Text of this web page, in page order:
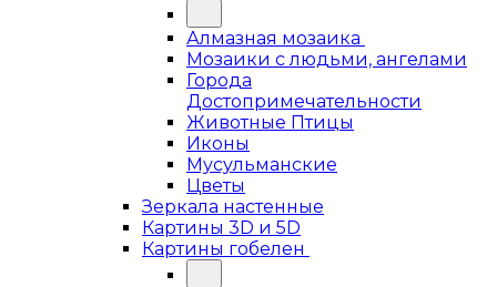
Алмазная мозаика
Мозаики с людьми, ангелами
Города
Достопримечательности
Животные Птицы
Иконы
Мусульманские
Цветы
Зеркала настенные
Картины 3D и 5D
Картины гобелен